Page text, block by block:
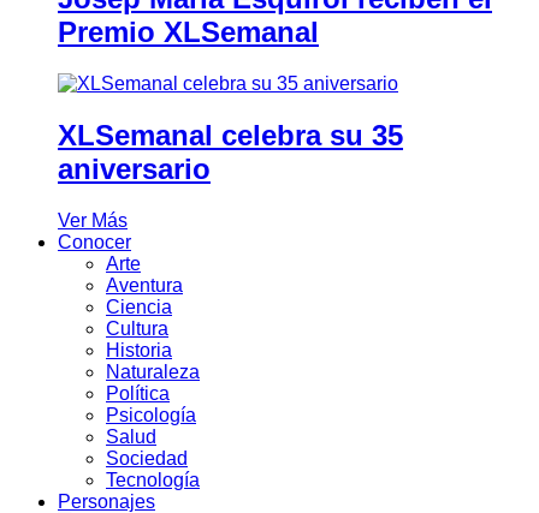
Premio XLSemanal
XLSemanal celebra su 35
aniversario
Ver Más
Conocer
Arte
Aventura
Ciencia
Cultura
Historia
Naturaleza
Política
Psicología
Salud
Sociedad
Tecnología
Personajes